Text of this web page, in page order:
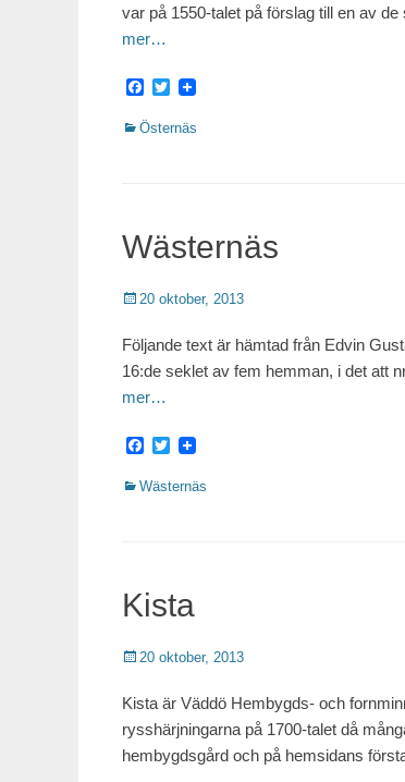
var på 1550-talet på förslag till en av
mer…
Facebook
Twitter
Kategorier
Östernäs
Wästernäs
Publicerat
20 oktober, 2013
Följande text är hämtad från Edvin
16:de seklet av fem hemman, i det att
mer…
Facebook
Twitter
Kategorier
Wästernäs
Kista
Publicerat
20 oktober, 2013
Kista är Väddö Hembygds- och
rysshärjningarna på 1700-talet då
hembygdsgård och på hemsidans